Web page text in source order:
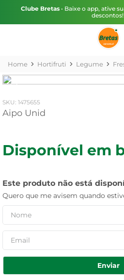
Clube Bretas • Baixe o app, ative
descontos!
Hortifruti Legume
: 1475655
Aipo Unid
Disponível em
Este produto não está
Quero que me avisem quando
Enviar